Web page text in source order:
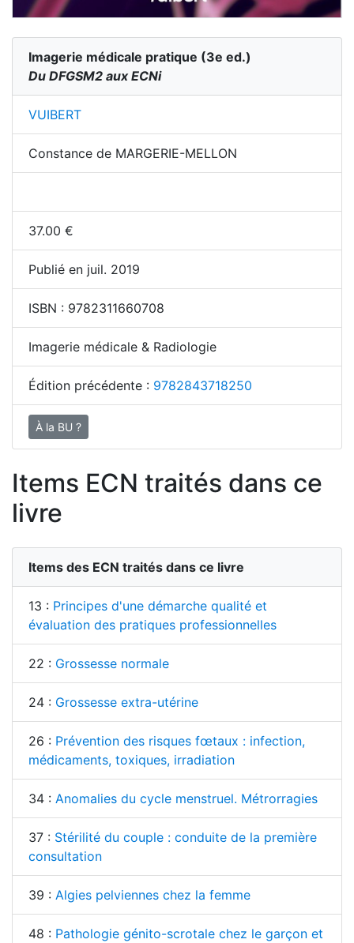
Imagerie médicale pratique (3e ed.)
Du DFGSM2 aux ECNi
VUIBERT
Constance de MARGERIE-MELLON
37.00 €
Publié en juil. 2019
ISBN : 9782311660708
Imagerie médicale & Radiologie
Édition précédente : 9782843718250
À la BU ?
Items ECN traités dans ce
livre
Items des ECN traités dans ce livre
13 : Principes d'une démarche qualité et
évaluation des pratiques professionnelles
22 : Grossesse normale
24 : Grossesse extra-utérine
26 : Prévention des risques fœtaux : infection,
médicaments, toxiques, irradiation
34 : Anomalies du cycle menstruel. Métrorragies
37 : Stérilité du couple : conduite de la première
consultation
39 : Algies pelviennes chez la femme
48 : Pathologie génito-scrotale chez le garçon et